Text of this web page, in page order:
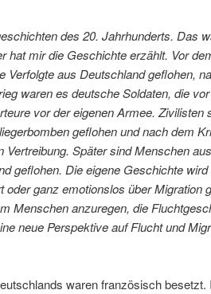
des 20. Jahrhunderts. Das
hat mir die Geschichte erzählt. Vor
Verfolgte aus Deutschland geflohen,
waren es deutsche Soldaten, die
vor der eigenen Armee. Zivilisten
geflohen und nach dem
Später sind Menschen aus
geflohen. Die eigene Geschichte
ganz emotionslos über Migration
Menschen anzuregen, die
neue Perspektive auf Flucht und
waren französisch besetzt.